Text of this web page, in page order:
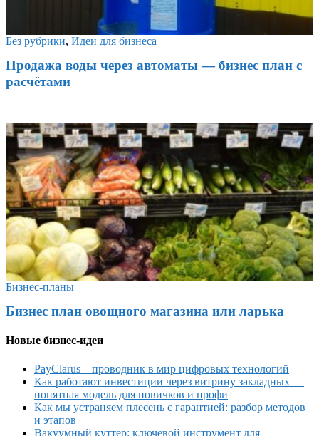
Без рубрики, Идеи для бизнеса
Продажа воды через автоматы — бизнес план с
расчётами
Бизнес-планы
Бизнес план овощного магазина или ларька
Новые бизнес-идеи
PayClarus – проводник в мир цифровых технологий
Как работают инвестиции через витрину закладных —
понятная модель для новичков и профи
Как мы устраняем плесень с гарантией: разбор методов
и этапов
Вакуумный куттер: ключевой инструмент для